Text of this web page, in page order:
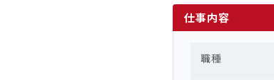
仕事内容
職種